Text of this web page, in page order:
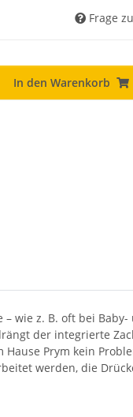
Frage
In den Warenkorb
wie z. B. oft bei Baby-
der integrierte
Prym kein
werden, die